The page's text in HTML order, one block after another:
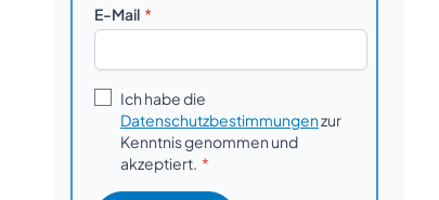
E-Mail
Ich habe die
Datenschutzbestimmungenzur
Kenntnis genommen und
akzeptiert.